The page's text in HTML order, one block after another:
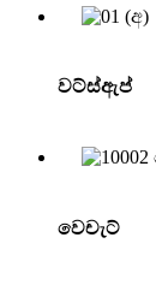
වට්ස්ඇප්
වෙචැට්